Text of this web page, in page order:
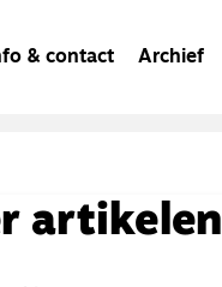
& contact Archief
artikelen